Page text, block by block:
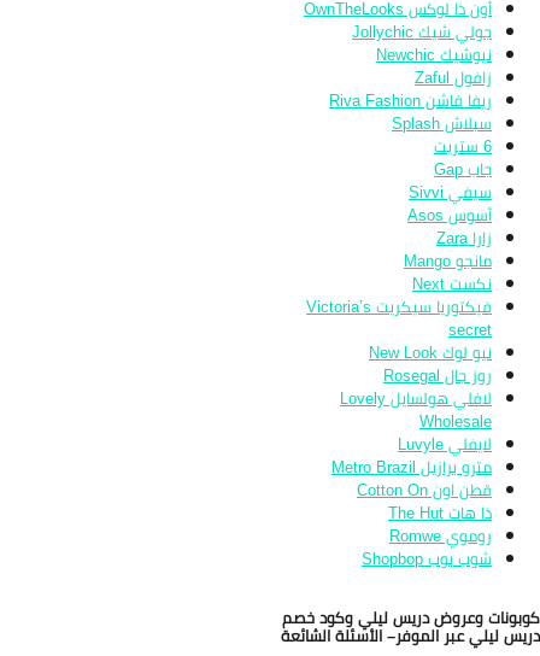
أون ذا لوكس OwnTheLooks
جولي شيك Jollychic
نيوشيك Newchic
زافول Zaful
ريفا فاشن Riva Fashion
سبلاش Splash
جاب Gap
سيفي Sivvi
أسوس Asos
زارا Zara
مانجو Mango
نكست Next
فيكتوريا سيكريت Victoria’s
secret
نيو لوك New Look
روز جال Rosegal
لافلي هولسايل Lovely
Wholesale
لايفلي Luvyle
مترو برازيل Metro Brazil
قطن اون Cotton On
ذا هات The Hut
روموي Romwe
شوب بوب Shopbop
وعروض دريس ليلي وكود خصم
ليلي عبر الموفر– الأسئلة الشائعة